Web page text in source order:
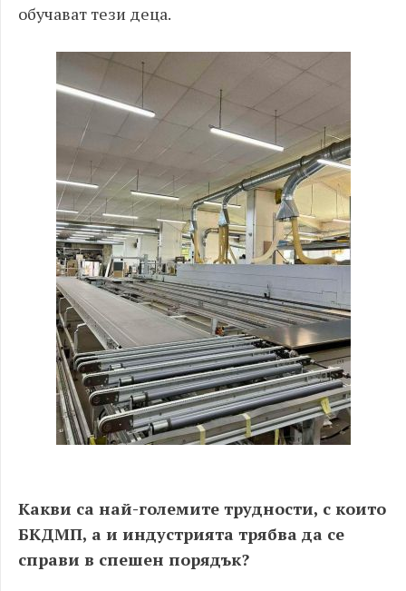
обучават тези деца.
Какви са най-големите трудности, с които
БКДМП, а и индустрията трябва да се
справи в спешен порядък?